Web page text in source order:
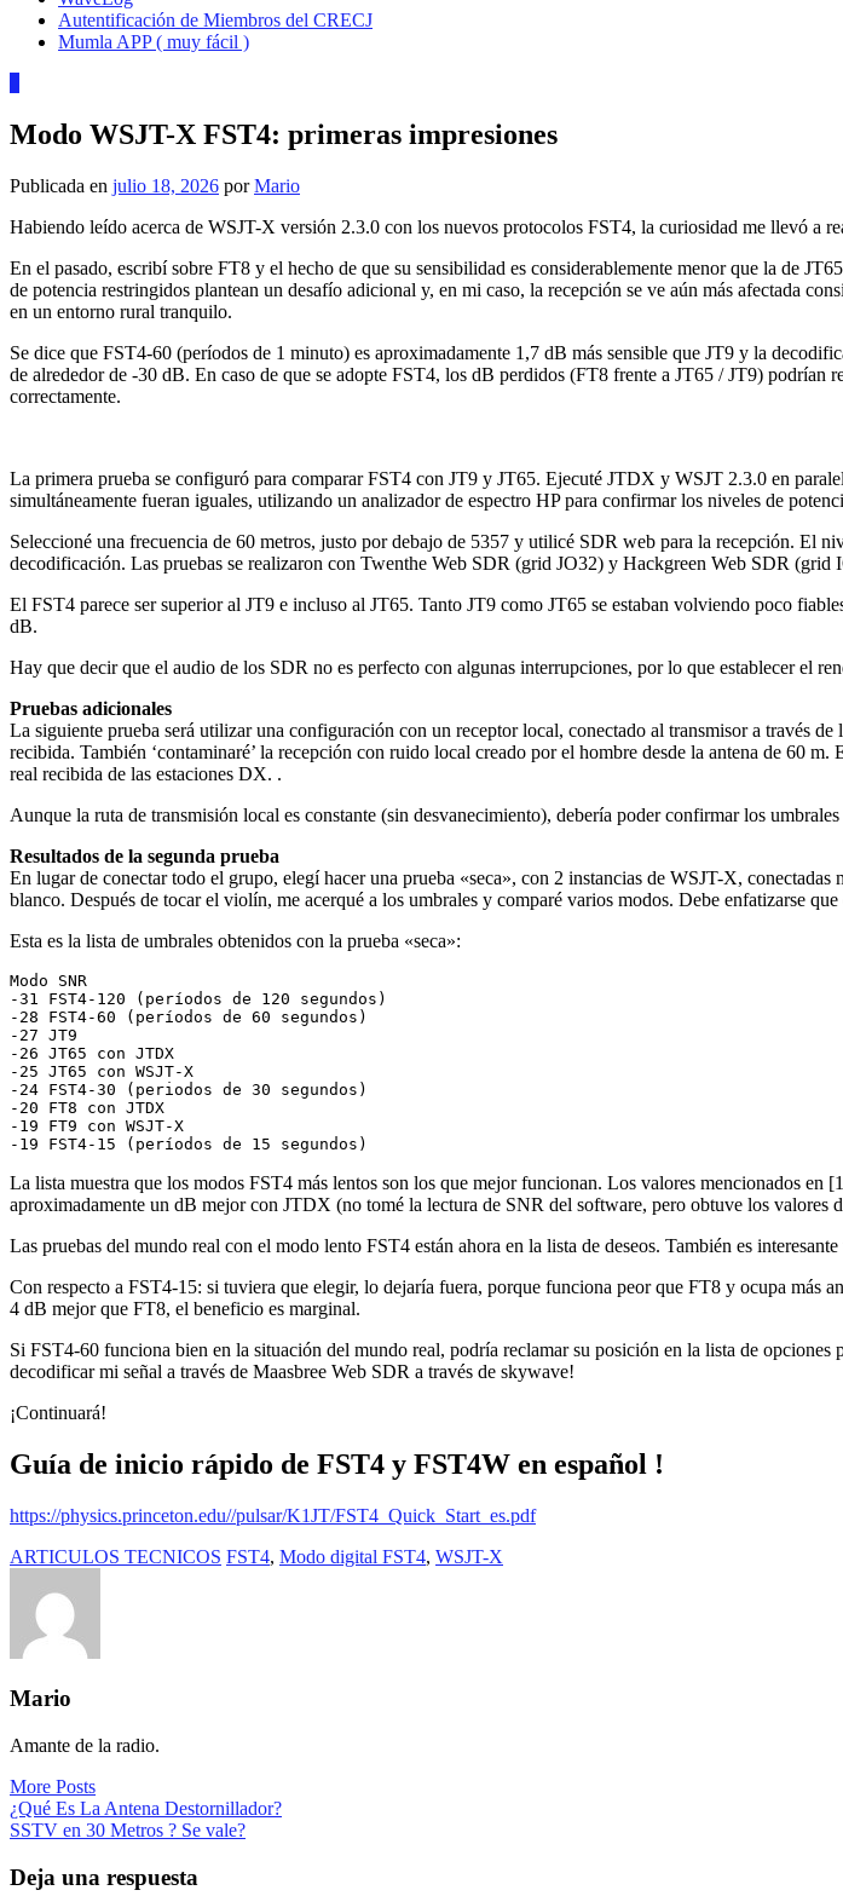
Autentificación de Miembros del CRECJ
Mumla APP ( muy fácil )
Modo WSJT-X FST4: primeras impresiones
Publicada en julio 18, 2026 porMario
Habiendo leído acerca de WSJT-X versión 2.3.0 con los nuevos protocolos FST4, la curiosidad me llevó a
En el pasado, escribí sobre FT8 y el hecho de que su sensibilidad es considerablemente menor que la de
de potencia restringidos plantean un desafío adicional y, en mi caso, la recepción se ve aún más afectada
en un entorno rural tranquilo.
Se dice que FST4-60 (períodos de 1 minuto) es aproximadamente 1,7 dB más sensible que JT9 y la
de alrededor de -30 dB. En caso de que se adopte FST4, los dB perdidos (FT8 frente a JT65 / JT9) podrían
correctamente.
La primera prueba se configuró para comparar FST4 con JT9 y JT65. Ejecuté JTDX y WSJT 2.3.0 en
simultáneamente fueran iguales, utilizando un analizador de espectro HP para confirmar los niveles de
Seleccioné una frecuencia de 60 metros, justo por debajo de 5357 y utilicé SDR web para la recepción. El
decodificación. Las pruebas se realizaron con Twenthe Web SDR (grid JO32) y Hackgreen Web SDR (grid
El FST4 parece ser superior al JT9 e incluso al JT65. Tanto JT9 como JT65 se estaban volviendo poco
dB.
Hay que decir que el audio de los SDR no es perfecto con algunas interrupciones, por lo que establecer el
Pruebas adicionales
La siguiente prueba será utilizar una configuración con un receptor local, conectado al transmisor a través
recibida. También ‘contaminaré’ la recepción con ruido local creado por el hombre desde la antena de 60
real recibida de las estaciones DX. .
Aunque la ruta de transmisión local es constante (sin desvanecimiento), debería poder confirmar los
Resultados de la segunda prueba
En lugar de conectar todo el grupo, elegí hacer una prueba «seca», con 2 instancias de WSJT-X,
blanco. Después de tocar el violín, me acerqué a los umbrales y comparé varios modos. Debe enfatizarse
Esta es la lista de umbrales obtenidos con la prueba «seca»:
Modo SNR
-31 FST4-120 (períodos de 120 segundos)
-28 FST4-60 (períodos de 60 segundos)
-27 JT9
-26 JT65 con JTDX
-25 JT65 con WSJT-X
-24 FST4-30 (periodos de 30 segundos)
-20 FT8 con JTDX
-19 FT9 con WSJT-X
-19 FST4-15 (períodos de 15 segundos)
La lista muestra que los modos FST4 más lentos son los que mejor funcionan. Los valores mencionados
aproximadamente un dB mejor con JTDX (no tomé la lectura de SNR del software, pero obtuve los valores
Las pruebas del mundo real con el modo lento FST4 están ahora en la lista de deseos. También es
Con respecto a FST4-15: si tuviera que elegir, lo dejaría fuera, porque funciona peor que FT8 y ocupa más
4 dB mejor que FT8, el beneficio es marginal.
Si FST4-60 funciona bien en la situación del mundo real, podría reclamar su posición en la lista de opciones
decodificar mi señal a través de Maasbree Web SDR a través de skywave!
¡Continuará!
Guía de inicio rápido de FST4 y FST4W en español !
https://physics.princeton.edu//pulsar/K1JT/FST4_Quick_Start_es.pdf
ARTICULOS TECNICOS FST4, Modo digital FST4, WSJT-X
Mario
Amante de la radio.
More Posts
Navegación
de
entradas
¿Qué Es La Antena Destornillador?
SSTV en 30 Metros ? Se vale?
Deja una respuesta